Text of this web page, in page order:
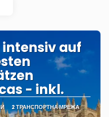
auf
- inkl.
2 ТРАНСПОРТНА МРЕЖА